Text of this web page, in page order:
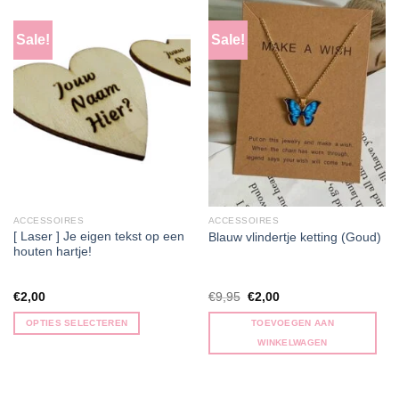
meerdere
variaties.
Deze
gekozen
worden
Sale!
ACCESSOIRES
[ Laser ] Je eigen tekst op een
houten hartje!
€2,00
OPTIES SELECTEREN
Sale!
ACCESSOIRES
Blauw vlindertje ketting (Goud)
€9,95 Oorspronkelijke
was:
€2,00Huidige
is:
TOEVOEGEN AAN
WINKELWAGEN